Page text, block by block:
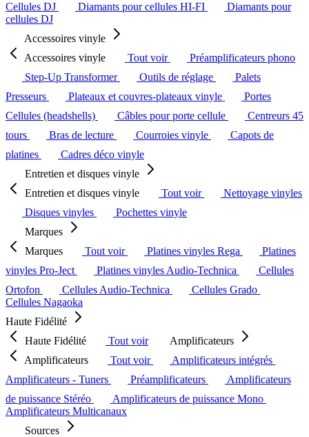
Cellules DJ
Diamants pour cellules HI-FI
Diamants pour
cellules DJ
Accessoires vinyle
Accessoires vinyle
Tout voir
Préamplificateurs phono
Step-Up Transformer
Outils de réglage
Palets
Presseurs
Plateaux et couvres-plateaux vinyle
Portes
Cellules (headshells)
Câbles pour porte cellule
Centreurs 45
tours
Bras de lecture Courroies vinyle
Capots de
platines
Cadres déco vinyle
Entretien et disques vinyle
Entretien et disques vinyle
Tout voir
Nettoyage vinyles
Disques vinyles
Pochettes vinyle
Marques
Marques
Tout voir Platines vinyles Rega
Platines
vinyles Pro-Ject
Platines vinyles Audio-Technica
Cellules
Ortofon
Cellules Audio-Technica
Cellules Grado
Cellules Nagaoka
Haute Fidélité
Haute Fidélité
Tout voir
Amplificateurs
Amplificateurs
Tout voir
Amplificateurs intégrés
Amplificateurs - Tuners
Préamplificateurs
Amplificateurs
de puissance Stéréo
Amplificateurs de puissance Mono
Amplificateurs Multicanaux
Sources